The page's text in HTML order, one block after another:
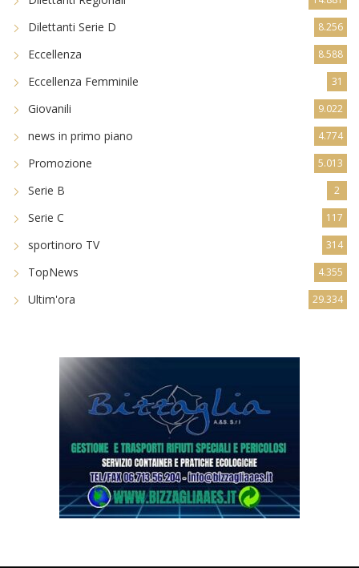
Dilettanti Serie D 8.256
Eccellenza 8.588
Eccellenza Femminile 31
Giovanili 9.022
news in primo piano 4.774
Promozione 5.013
Serie B 2
Serie C 117
sportinoro TV 314
TopNews 4.355
Ultim'ora 29.334